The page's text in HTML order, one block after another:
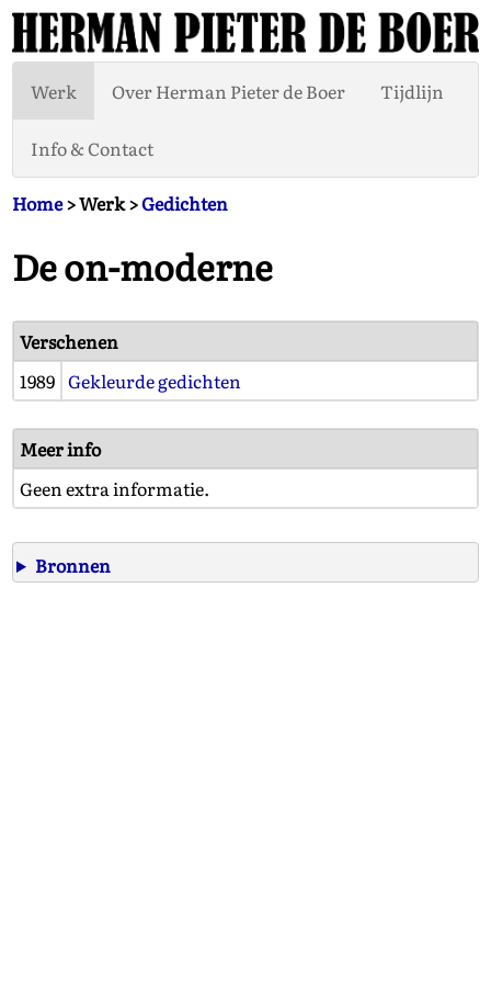
Werk Over Herman Pieter de Boer Tijdlijn
Info & Contact
Home> Werk >Gedichten
De on-moderne
Verschenen
1989 Gekleurde gedichten
Meer info
Geen extra informatie.
Bronnen